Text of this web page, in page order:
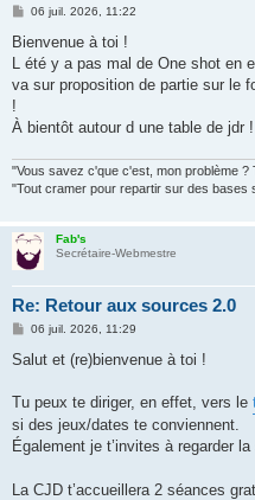
M
s
a
g
06 juil. 2026, 11:22
Bienvenue à toi !
L été y a pas mal de One shot en
va sur proposition de partie sur le
!
À bientôt autour d une table de jdr !
"Vous savez c'que c'est, mon problème ?
"Tout cramer pour repartir sur des bases
Fab's
Secrétaire-Webmestre
Re: Retour aux sources 2.0
M
s
g
06 juil. 2026, 11:29
Salut et (re)bienvenue à toi !
Tu peux te diriger, en effet, vers le
si des jeux/dates te conviennent.
Également je t’invites à regarder
La CJD t’accueillera 2 séances